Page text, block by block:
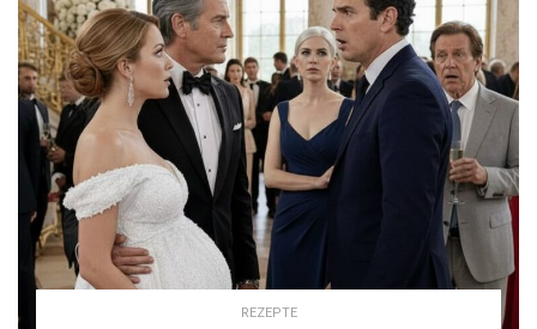
REZEPTE